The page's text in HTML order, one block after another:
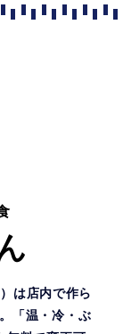
は店内で作ら
「温・冷・ぶ